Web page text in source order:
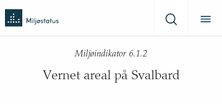
Miljøstatus
til
forsiden
Søk
Miljøindikator 6.1.2
Vernet areal på Svalbard